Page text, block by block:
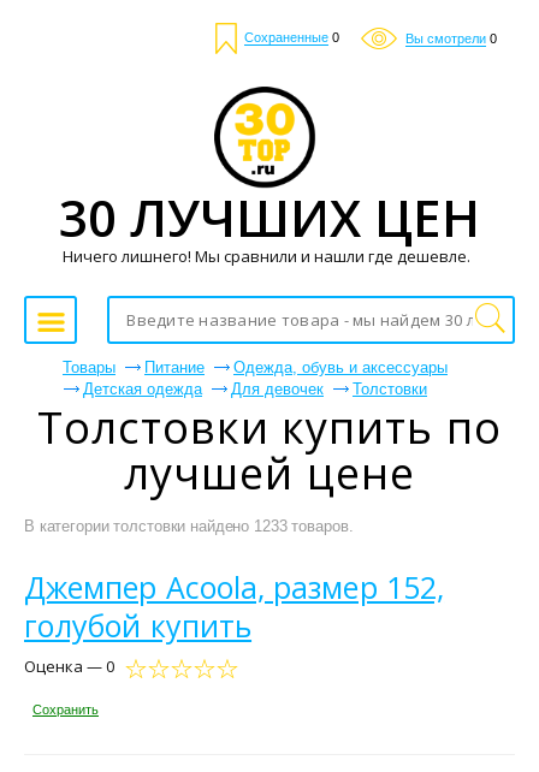
Сохраненные 0 Вы смотрели 0
Товары Питание
Одежда, обувь и аксессуары
Детская одежда
Для девочек Толстовки
Толстовки купить по
лучшей цене
В категории толстовки найдено 1233 товаров.
Джемпер Acoola, размер 152,
голубой купить
Оценка — 0
Сохранить
30 ЛУЧШИХ ЦЕН
Ничего лишнего! Мы сравнили и нашли где дешевле.